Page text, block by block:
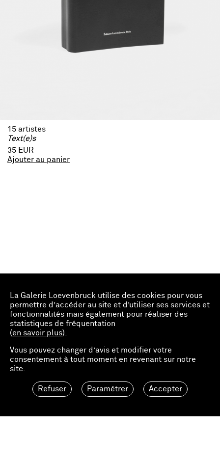
La Galerie Loevenbruck utilise des cookies pour vous
permettre d’accéder au site et d’utiliser ses services et
fonctionnalités mais également pour réaliser des
statistiques de fréquentation
(en savoir plus).
Vous pouvez changer d’avis et modifier votre
consentement à tout moment en revenant sur notre
site.
Refuser Paramétrer Accepter
Sélectionner une édition
600.00 EUR Ajouter au panier
15 artistes
Text(e)s
35 EUR
Ajouter au panier